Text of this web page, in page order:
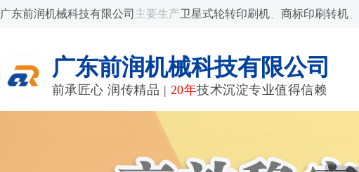
广东前润机械科技有限公司 主要生产卫星式轮转印刷机 商标印刷转机
广东前润机械科技有限公司
前承匠心 润传精品 | 20年技术沉淀专业值得信赖